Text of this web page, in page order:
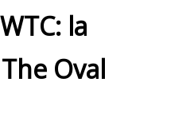
la
Oval